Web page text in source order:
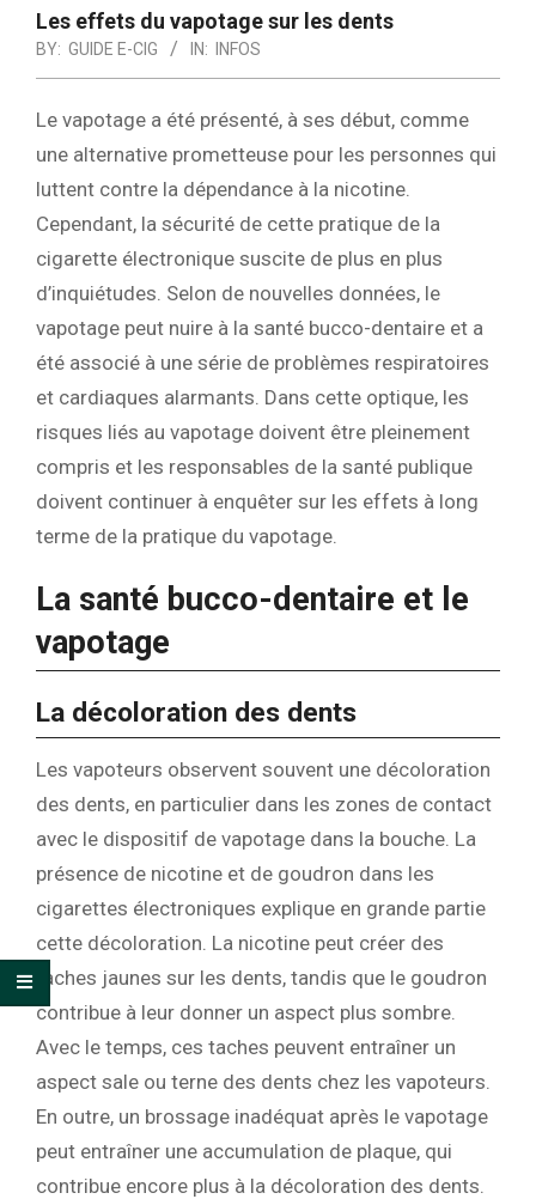
Les effets du vapotage sur les dents
BY: GUIDE E-CIG IN: INFOS
Le vapotage a été présenté, à ses début, comme
une alternative prometteuse pour les personnes qui
luttent contre la dépendance à la nicotine.
Cependant, la sécurité de cette pratique de la
cigarette électronique suscite de plus en plus
d’inquiétudes. Selon de nouvelles données, le
vapotage peut nuire à la santé bucco-dentaire et a
été associé à une série de problèmes respiratoires
et cardiaques alarmants. Dans cette optique, les
risques liés au vapotage doivent être pleinement
compris et les responsables de la santé publique
doivent continuer à enquêter sur les effets à long
terme de la pratique du vapotage.
La santé bucco-dentaire et le
vapotage
La décoloration des dents
Les vapoteurs observent souvent une décoloration
des dents, en particulier dans les zones de contact
avec le dispositif de vapotage dans la bouche. La
présence de nicotine et de goudron dans les
cigarettes électroniques explique en grande partie
cette décoloration. La nicotine peut créer des
taches jaunes sur les dents, tandis que le goudron
contribue à leur donner un aspect plus sombre.
Avec le temps, ces taches peuvent entraîner un
aspect sale ou terne des dents chez les vapoteurs.
En outre, un brossage inadéquat après le vapotage
peut entraîner une accumulation de plaque, qui
contribue encore plus à la décoloration des dents.